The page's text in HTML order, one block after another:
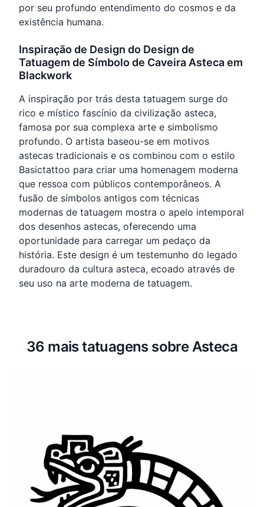
por seu profundo entendimento do cosmos e da
existência humana.
Inspiração de Design do Design de
Tatuagem de Símbolo de Caveira Asteca em
Blackwork
A inspiração por trás desta tatuagem surge do
rico e místico fascínio da civilização asteca,
famosa por sua complexa arte e simbolismo
profundo. O artista baseou-se em motivos
astecas tradicionais e os combinou com o estilo
Basictattoo para criar uma homenagem moderna
que ressoa com públicos contemporâneos. A
fusão de símbolos antigos com técnicas
modernas de tatuagem mostra o apelo intemporal
dos desenhos astecas, oferecendo uma
oportunidade para carregar um pedaço da
história. Este design é um testemunho do legado
duradouro da cultura asteca, ecoado através de
seu uso na arte moderna de tatuagem.
36 mais tatuagens sobre Asteca